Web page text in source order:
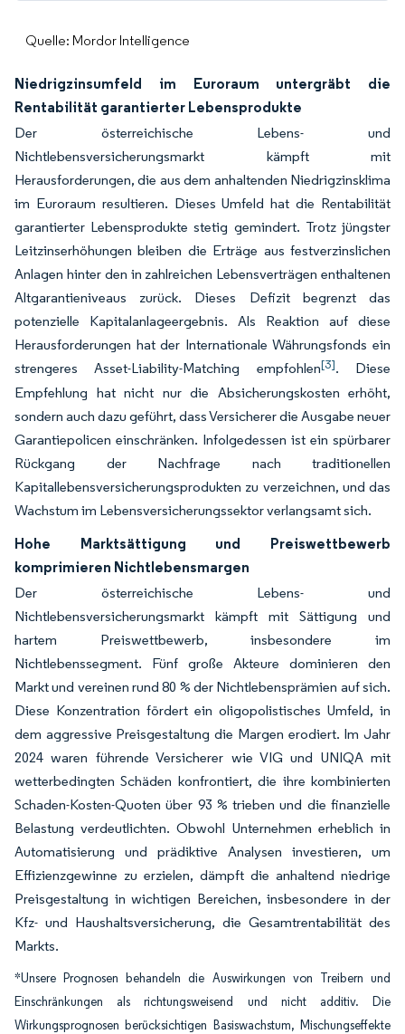
Quelle: Mordor Intelligence
Niedrigzinsumfeld im Euroraum untergräbt die
Rentabilität garantierter Lebensprodukte
Der österreichische Lebens- und
Nichtlebensversicherungsmarkt kämpft mit
Herausforderungen, die aus dem anhaltenden Niedrigzinsklima
im Euroraum resultieren. Dieses Umfeld hat die Rentabilität
garantierter Lebensprodukte stetig gemindert. Trotz jüngster
Leitzinserhöhungen bleiben die Erträge aus festverzinslichen
Anlagen hinter den in zahlreichen Lebensverträgen enthaltenen
Altgarantieniveaus zurück. Dieses Defizit begrenzt das
potenzielle Kapitalanlageergebnis. Als Reaktion auf diese
Herausforderungen hat der Internationale Währungsfonds ein
strengeres Asset-Liability-Matching empfohlen[3]. Diese
Empfehlung hat nicht nur die Absicherungskosten erhöht,
sondern auch dazu geführt, dass Versicherer die Ausgabe neuer
Garantiepolicen einschränken. Infolgedessen ist ein spürbarer
Rückgang der Nachfrage nach traditionellen
Kapitallebensversicherungsprodukten zu verzeichnen, und das
Wachstum im Lebensversicherungssektor verlangsamt sich.
Hohe Marktsättigung und Preiswettbewerb
komprimieren Nichtlebensmargen
Der österreichische Lebens- und
Nichtlebensversicherungsmarkt kämpft mit Sättigung und
hartem Preiswettbewerb, insbesondere im
Nichtlebenssegment. Fünf große Akteure dominieren den
Markt und vereinen rund 80 % der Nichtlebensprämien auf sich.
Diese Konzentration fördert ein oligopolistisches Umfeld, in
dem aggressive Preisgestaltung die Margen erodiert. Im Jahr
2024 waren führende Versicherer wie VIG und UNIQA mit
wetterbedingten Schäden konfrontiert, die ihre kombinierten
Schaden-Kosten-Quoten über 93 % trieben und die finanzielle
Belastung verdeutlichten. Obwohl Unternehmen erheblich in
Automatisierung und prädiktive Analysen investieren, um
Effizienzgewinne zu erzielen, dämpft die anhaltend niedrige
Preisgestaltung in wichtigen Bereichen, insbesondere in der
Kfz- und Haushaltsversicherung, die Gesamtrentabilität des
Markts.
*Unsere Prognosen behandeln die Auswirkungen von Treibern und
Einschränkungen als richtungsweisend und nicht additiv. Die
Wirkungsprognosen berücksichtigen Basiswachstum, Mischungseffekte